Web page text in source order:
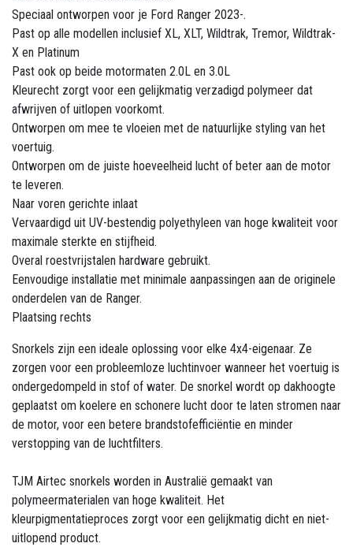
Speciaal ontworpen voor je Ford Ranger 2023-.
Past op alle modellen inclusief XL, XLT, Wildtrak, Tremor, Wildtrak-
X en Platinum
Past ook op beide motormaten 2.0L en 3.0L
Kleurecht zorgt voor een gelijkmatig verzadigd polymeer dat
afwrijven of uitlopen voorkomt.
Ontworpen om mee te vloeien met de natuurlijke styling van het
voertuig.
Ontworpen om de juiste hoeveelheid lucht of beter aan de motor
te leveren.
Naar voren gerichte inlaat
Vervaardigd uit UV-bestendig polyethyleen van hoge kwaliteit voor
maximale sterkte en stijfheid.
Overal roestvrijstalen hardware gebruikt.
Eenvoudige installatie met minimale aanpassingen aan de originele
onderdelen van de Ranger.
Plaatsing rechts
Snorkels zijn een ideale oplossing voor elke 4x4-eigenaar. Ze
zorgen voor een probleemloze luchtinvoer wanneer het voertuig is
ondergedompeld in stof of water. De snorkel wordt op dakhoogte
geplaatst om koelere en schonere lucht door te laten stromen naar
de motor, voor een betere brandstofefficiëntie en minder
verstopping van de luchtfilters.
TJM Airtec snorkels worden in Australië gemaakt van
polymeermaterialen van hoge kwaliteit. Het
kleurpigmentatieproces zorgt voor een gelijkmatig dicht en niet-
uitlopend product.